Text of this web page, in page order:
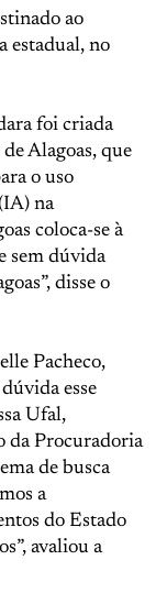
ao
estadual, no
foi criada
Alagoas, que
o uso
na
coloca-se à
sem dúvida
disse o
Pacheco,
esse
Ufal,
da Procuradoria
de busca
a
do Estado
avaliou a